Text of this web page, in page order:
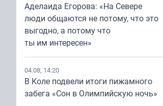
Аделаида Егорова: «На Севере
люди общаются не потому, что это
выгодно, а потому что
ты им интересен»
04.08, 14:20
В Коле подвели итоги пижамного
забега «Сон в Олимпийскую ночь»